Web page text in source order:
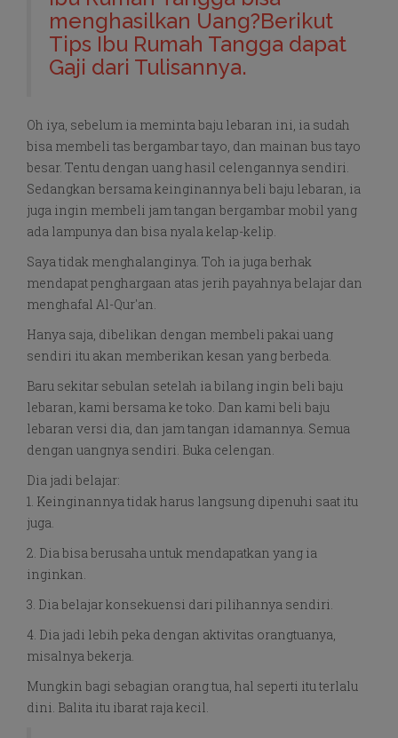
menghasilkan Uang?Berikut
Tips Ibu Rumah Tangga dapat
Gaji dari Tulisannya.
Oh iya, sebelum ia meminta baju lebaran ini, ia sudah
bisa membeli tas bergambar tayo, dan mainan bus tayo
besar. Tentu dengan uang hasil celengannya sendiri.
Sedangkan bersama keinginannya beli baju lebaran, ia
juga ingin membeli jam tangan bergambar mobil yang
ada lampunya dan bisa nyala kelap-kelip.
Saya tidak menghalanginya. Toh ia juga berhak
mendapat penghargaan atas jerih payahnya belajar dan
menghafal Al-Qur'an.
Hanya saja, dibelikan dengan membeli pakai uang
sendiri itu akan memberikan kesan yang berbeda.
Baru sekitar sebulan setelah ia bilang ingin beli baju
lebaran, kami bersama ke toko. Dan kami beli baju
lebaran versi dia, dan jam tangan idamannya. Semua
dengan uangnya sendiri. Buka celengan.
Dia jadi belajar:
1. Keinginannya tidak harus langsung dipenuhi saat itu
juga.
2. Dia bisa berusaha untuk mendapatkan yang ia
inginkan.
3. Dia belajar konsekuensi dari pilihannya sendiri.
4. Dia jadi lebih peka dengan aktivitas orangtuanya,
misalnya bekerja.
Mungkin bagi sebagian orang tua, hal seperti itu terlalu
dini. Balita itu ibarat raja kecil.